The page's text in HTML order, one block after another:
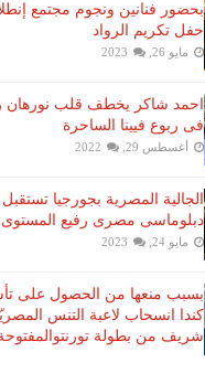
بحضور فنانين ونجوم مجتمع
حفل تكريم الرواد
مايو 26, 2023
احمد شاكر يخطف قلب نورهان
فى ربوع فيينا الساحرة
أغسطس 29, 2022
الجالية المصرية بجورجيا
دبلوماسى مصرى رفيع المستوى
مايو 24, 2023
بسبب منعها من الحصول على
كندا انسحاب لاعبة ​التنس​
شريف​ من بطولة